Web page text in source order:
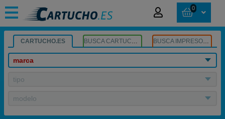
0
CARTUCHO.ES BUSCA CARTUCHOS BUSCA IMPRESORA
marca
tipo
modelo